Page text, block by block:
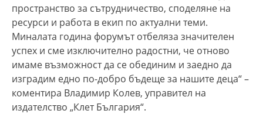
пространство за сътрудничество, споделяне на
ресурси и работа в екип по актуални теми.
Миналата година форумът отбеляза значителен
успех и сме изключително радостни, че отново
имаме възможност да се обединим и заедно да
изградим едно по-добро бъдеще за нашите деца“ –
коментира Владимир Колев, управител на
издателство „Клет България“.